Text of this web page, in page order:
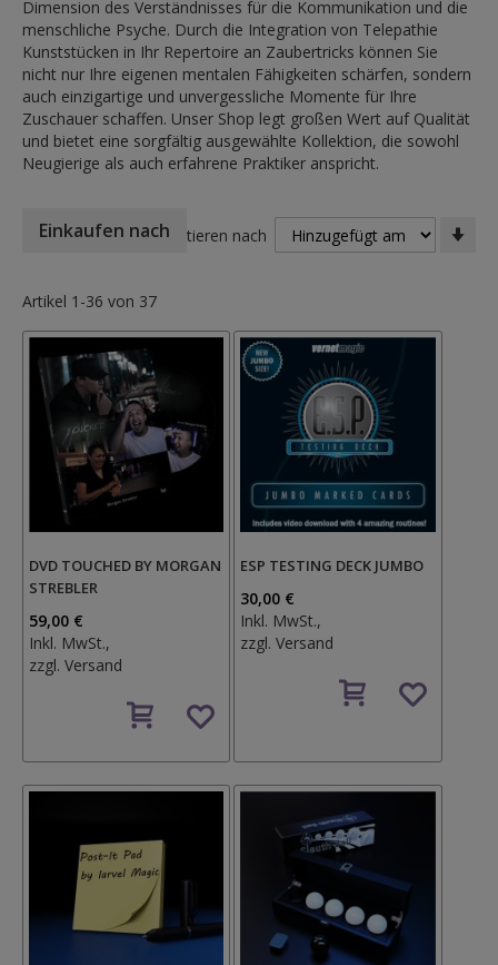
Dimension des Verständnisses für die Kommunikation und die
menschliche Psyche. Durch die Integration von Telepathie
Kunststücken in Ihr Repertoire an Zaubertricks können Sie
nicht nur Ihre eigenen mentalen Fähigkeiten schärfen, sondern
auch einzigartige und unvergessliche Momente für Ihre
Zuschauer schaffen. Unser Shop legt großen Wert auf Qualität
und bietet eine sorgfältig ausgewählte Kollektion, die sowohl
Neugierige als auch erfahrene Praktiker anspricht.
Artikel 1 -36 von 37
Sortieren nach
DVD TOUCHED BY MORGAN
STREBLER
59,00 €
Inkl. MwSt.,
zzgl. Versand
den
ESP TESTING DECK JUMBO
30,00 €
Inkl. MwSt.,
zzgl.Versand
den
Einkaufen nach